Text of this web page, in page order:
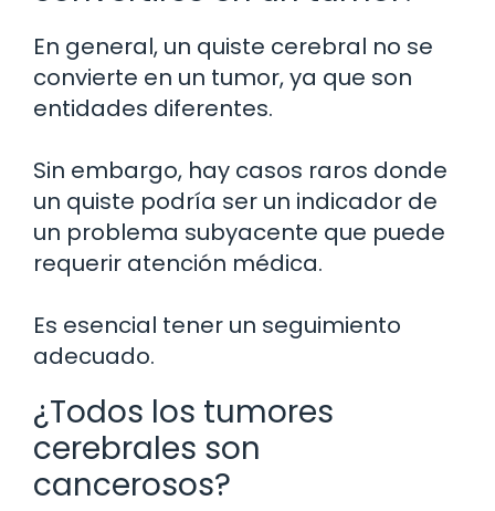
En general, un quiste cerebral no se
convierte en un tumor, ya que son
entidades diferentes.
Sin embargo, hay casos raros donde
un quiste podría ser un indicador de
un problema subyacente que puede
requerir atención médica.
Es esencial tener un seguimiento
adecuado.
¿Todos los tumores
cerebrales son
cancerosos?